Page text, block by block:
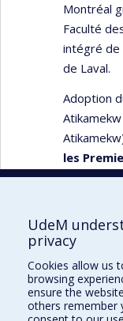
Montréal
Faculté
intégré de
de Laval.
Adoption
les
Faculté des
Pavillon Marguerite-
2375, chemin de la
Montréal (Québec) H3T
UdeM
privacy
Cookies allow us
browsing
ensure the
others remember